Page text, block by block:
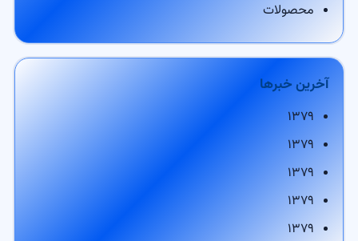
محصولات
آخرین خبرها
۱۳۷۹
۱۳۷۹
۱۳۷۹
۱۳۷۹
۱۳۷۹